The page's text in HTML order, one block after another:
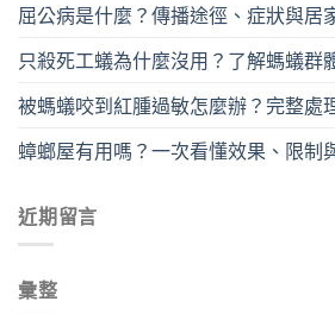
屈公病是什麼？傳播途徑、症狀與居
只殺死工蟻為什麼沒用？了解螞蟻群
被螞蟻咬到紅腫過敏怎麼辦？完整處
蟑螂屋有用嗎？一次看懂效果、限制
近期留言
彙整